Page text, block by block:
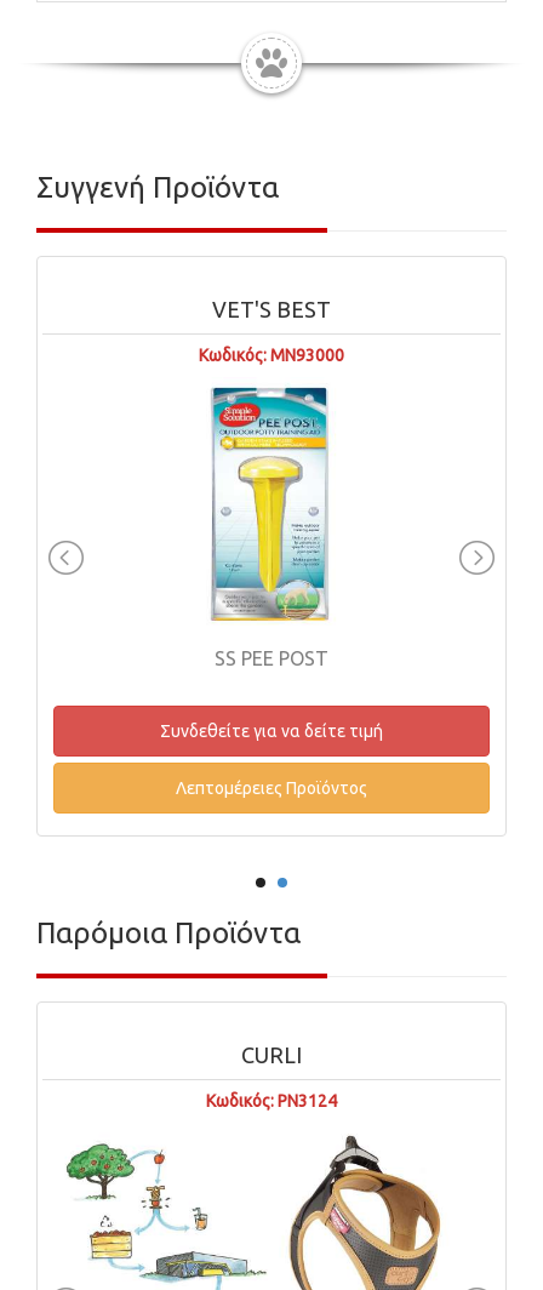
Συγγενή Προϊόντα
FINEST MACKEREL WET
Συνδεθείτε για να δείτε
Λεπτομέρειες
Παρόμοια Προϊόντα
CURLI
Κωδικός: PN3124